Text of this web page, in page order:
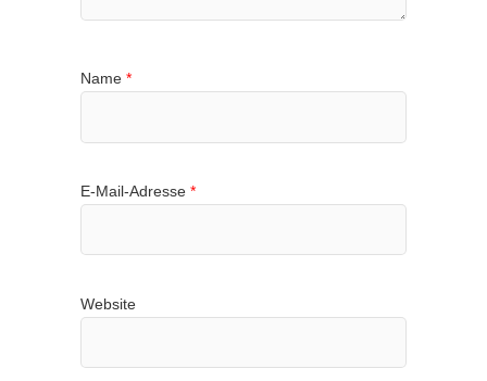
Name *
E-Mail-Adresse *
Website